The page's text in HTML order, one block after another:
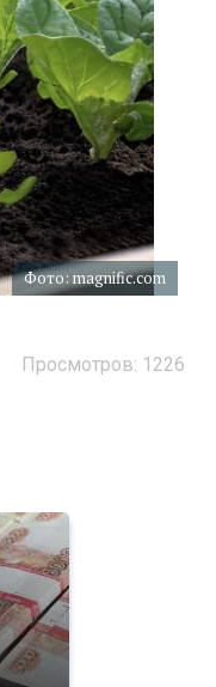
Фото: magnific.com
Просмотров: 1226